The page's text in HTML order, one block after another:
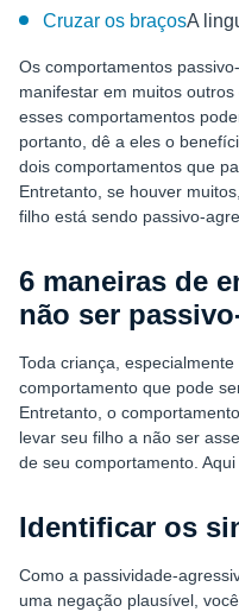
Cruzar os braçosA
Os comportamentos
manifestar em muitos
esses comportamentos
portanto, dê a eles o
dois comportamentos que
Entretanto, se houver
filho está sendo passivo-
6 maneiras de
não ser
Toda criança,
comportamento que pode
Entretanto, o
levar seu filho a não ser
de seu comportamento.
Identificar os
Como a passividade-
uma negação plausível,